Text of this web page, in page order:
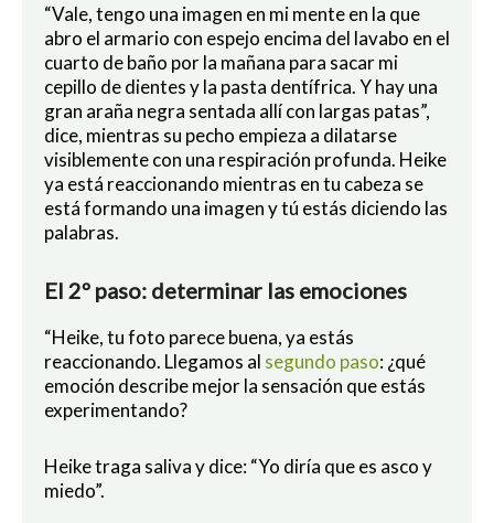
“Vale, tengo una imagen en mi mente en la que
abro el armario con espejo encima del lavabo en el
cuarto de baño por la mañana para sacar mi
cepillo de dientes y la pasta dentífrica. Y hay una
gran araña negra sentada allí con largas patas”,
dice, mientras su pecho empieza a dilatarse
visiblemente con una respiración profunda. Heike
ya está reaccionando mientras en tu cabeza se
está formando una imagen y tú estás diciendo las
palabras.
El 2º paso: determinar las emociones
“Heike, tu foto parece buena, ya estás
reaccionando. Llegamos al segundo paso: ¿qué
emoción describe mejor la sensación que estás
experimentando?
Heike traga saliva y dice: “Yo diría que es asco y
miedo”.